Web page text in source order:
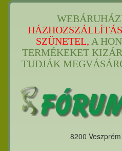
SZÜNETEL, A
TERMÉKEKET
TUDJÁK
8200